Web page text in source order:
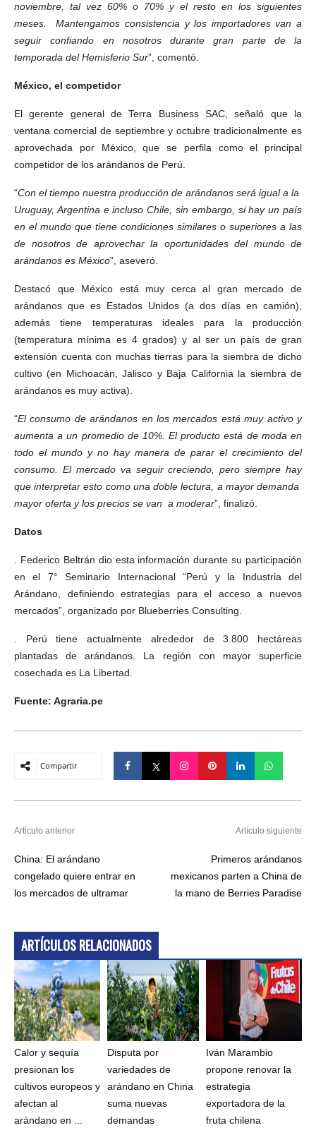
noviembre, tal vez 60% o 70% y el resto en los siguientes
meses. Mantengamos consistencia y los importadores van a
seguir confiando en nosotros durante gran parte de la
temporada del Hemisferio Sur”, comentó.
México, el competidor
El gerente general de Terra Business SAC, señaló que la
ventana comercial de septiembre y octubre tradicionalmente es
aprovechada por México, que se perfila como el principal
competidor de los arándanos de Perú.
“Con el tiempo nuestra producción de arándanos será igual a la
Uruguay, Argentina e incluso Chile, sin embargo, si hay un país
en el mundo que tiene condiciones similares o superiores a las
de nosotros de aprovechar la oportunidades del mundo de
arándanos es México”, aseveró.
Destacó que México está muy cerca al gran mercado de
arándanos que es Estados Unidos (a dos días en camión),
además tiene temperaturas ideales para la producción
(temperatura mínima es 4 grados) y al ser un país de gran
extensión cuenta con muchas tierras para la siembra de dicho
cultivo (en Michoacán, Jalisco y Baja California la siembra de
arándanos es muy activa).
“El consumo de arándanos en los mercados está muy activo y
aumenta a un promedio de 10%. El producto está de moda en
todo el mundo y no hay manera de parar el crecimiento del
consumo. El mercado va seguir creciendo, pero siempre hay
que interpretar esto como una doble lectura, a mayor demanda
mayor oferta y los precios se van a moderar”, finalizó.
Datos
. Federico Beltrán dio esta información durante su participación
en el 7° Seminario Internacional “Perú y la Industria del
Arándano, definiendo estrategias para el acceso a nuevos
mercados”, organizado por Blueberries Consulting.
. Perú tiene actualmente alrededor de 3.800 hectáreas
plantadas de arándanos. La región con mayor superficie
cosechada es La Libertad.
Fuente: Agraria.pe
Compartir
Articulo anterior
China: El arándano
congelado quiere entrar en
los mercados de ultramar
Artículo siguiente
Primeros arándanos
mexicanos parten a China de
la mano de Berries Paradise
ARTÍCULOS RELACIONADOS
Calor y sequía
presionan los
cultivos europeos y
afectan al
arándano en ...
Disputa por
variedades de
arándano en China
suma nuevas
demandas
Iván Marambio
propone renovar la
estrategia
exportadora de la
fruta chilena